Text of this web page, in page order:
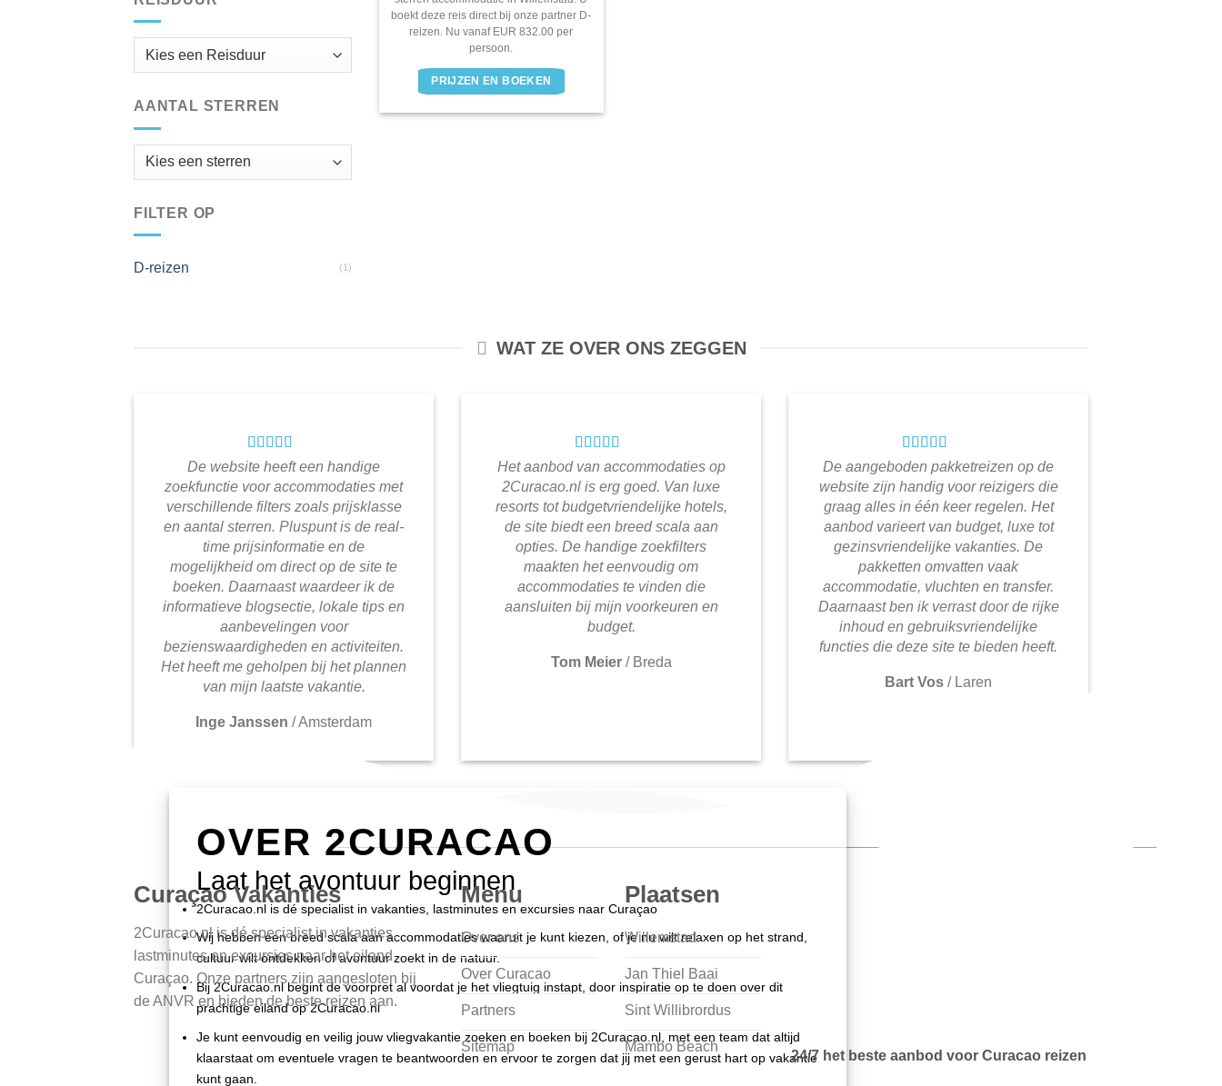
AANTAL STERREN
FILTER OP
D-reizen (1)
boekt deze reis direct bij onze partner D-
reizen. Nu vanaf EUR 832.00 per
persoon.
PRIJZEN EN BOEKEN
WAT ZE OVER ONS ZEGGEN
De website heeft een handige
zoekfunctie voor accommodaties met
verschillende filters zoals prijsklasse
en aantal sterren. Pluspunt is de real-
time prijsinformatie en de
mogelijkheid om direct op de site te
boeken. Daarnaast waardeer ik de
informatieve blogsectie, lokale tips en
aanbevelingen voor
bezienswaardigheden en activiteiten.
Het heeft me geholpen bij het plannen
van mijn laatste vakantie.
Inge Janssen /Amsterdam
Het aanbod van accommodaties op
2Curacao.nl is erg goed. Van luxe
resorts tot budgetvriendelijke hotels,
de site biedt een breed scala aan
opties. De handige zoekfilters
maakten het eenvoudig om
accommodaties te vinden die
aansluiten bij mijn voorkeuren en
budget.
Tom Meier / Breda
De aangeboden pakketreizen op de
website zijn handig voor reizigers die
graag alles in één keer regelen. Het
aanbod varieert van budget, luxe tot
gezinsvriendelijke vakanties. De
pakketten omvatten vaak
accommodatie, vluchten en transfer.
Daarnaast ben ik verrast door de rijke
inhoud en gebruiksvriendelijke
functies die deze site te bieden heeft.
Bart Vos / Laren
OVER 2CURACAO
Laat het avontuur beginnen
2Curacao.nl is dé specialist in vakanties, lastminutes en excursies naar Curaçao
Wij hebben een breed scala aan accommodaties waaruit je kunt kiezen, of je nu wilt relaxen op het strand,
cultuur wilt ontdekken of avontuur zoekt in de natuur.
Bij 2Curacao.nl begint de voorpret al voordat je het vliegtuig instapt, door inspiratie op te doen over dit
prachtige eiland op 2Curacao.nl
Je kunt eenvoudig en veilig jouw vliegvakantie zoeken en boeken bij 2Curacao.nl, met een team dat altijd
klaarstaat om eventuele vragen te beantwoorden en ervoor te zorgen dat jij met een gerust hart op vakantie
kunt gaan.
Curaçao Vakanties
2Curacao.nl is dé specialist in vakanties,
lastminutes en excursies naar het eiland
Curaçao. Onze partners zijn aangesloten bij
de ANVR en bieden de beste reizen aan.
Menu
Over ons
Over Curacao
Partners
Sitemap
Plaatsen
Willemstad
Jan Thiel Baai
Sint Willibrordus
Mambo Beach
24/7 het beste aanbod voor Curacao reizen